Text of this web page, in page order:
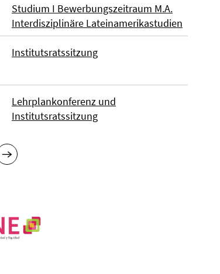
Studium I Bewerbungszeitraum M.A.
Interdisziplinäre Lateinamerikastudien
Institutsratssitzung
Lehrplankonferenz und
Institutsratssitzung